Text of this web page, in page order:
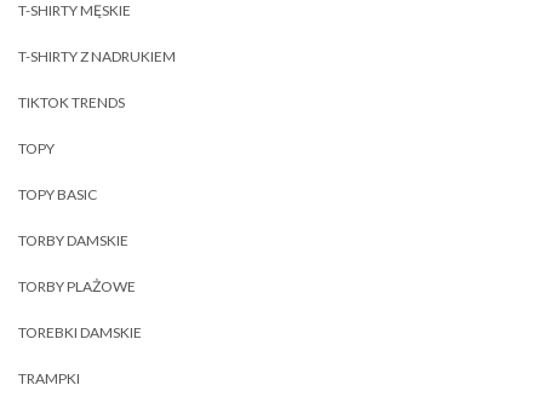
T-SHIRTY MĘSKIE
T-SHIRTY Z NADRUKIEM
TIKTOK TRENDS
TOPY
TOPY BASIC
TORBY DAMSKIE
TORBY PLAŻOWE
TOREBKI DAMSKIE
TRAMPKI